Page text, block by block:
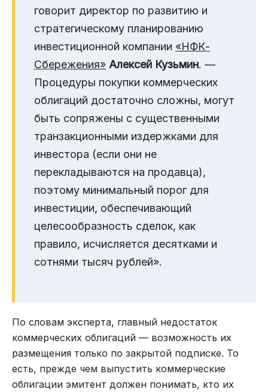
говорит директор по развитию и
стратегическому планированию
инвестиционной компании «НФК-
Сбережения» Алексей Кузьмин. —
Процедуры покупки коммерческих
облигаций достаточно сложны, могут
быть сопряжены с существенными
транзакционными издержками для
инвестора (если они не
перекладываются на продавца),
поэтому минимальный порог для
инвестиции, обеспечивающий
целесообразность сделок, как
правило, исчисляется десятками и
сотнями тысяч рублей».
По словам эксперта, главный недостаток
коммерческих облигаций — возможность их
размещения только по закрытой подписке. То
есть, прежде чем выпустить коммерческие
облигации эмитент должен понимать, кто их